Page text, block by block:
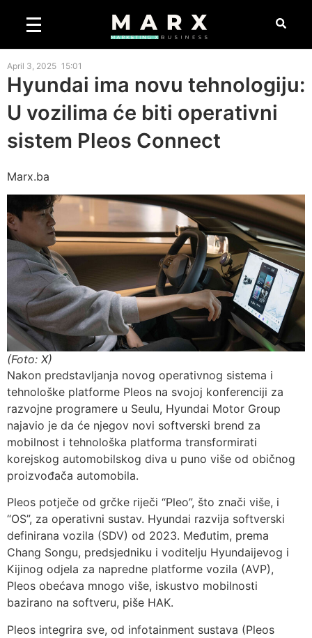
April 3, 2025 15:01
Hyundai ima novu tehnologiju:
U vozilima će biti operativni
sistem Pleos Connect
Marx.ba
(Foto: X)
Nakon predstavljanja novog operativnog sistema i
tehnološke platforme Pleos na svojoj konferenciji za
razvojne programere u Seulu, Hyundai Motor Group
najavio je da će njegov novi softverski brend za
mobilnost i tehnološka platforma transformirati
korejskog automobilskog diva u puno više od običnog
proizvođača automobila.
Pleos potječe od grčke riječi “Pleo”, što znači više, i
“OS”, za operativni sustav. Hyundai razvija softverski
definirana vozila (SDV) od 2023. Međutim, prema
Chang Songu, predsjedniku i voditelju Hyundaijevog i
Kijinog odjela za napredne platforme vozila (AVP),
Pleos obećava mnogo više, iskustvo mobilnosti
bazirano na softveru, piše HAK.
Pleos integrira sve, od infotainment sustava (Pleos